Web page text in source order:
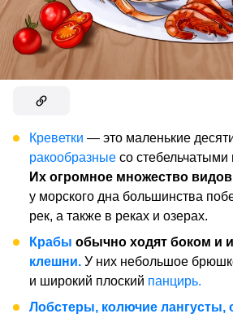
Креветки — это маленькие
ракообразные со стебельчатыми
Их огромное множество видов
у морского дна большинства
рек, а также в реках и озерах.
Крабы обычно ходят боком и
клешни. У них небольшое
и широкий плоский панцирь.
Лобстеры, колючие лангусты,